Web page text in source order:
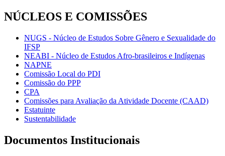
NÚCLEOS E COMISSÕES
NUGS - Núcleo de Estudos Sobre Gênero e Sexualidade do
IFSP
NEABI - Núcleo de Estudos Afro-brasileiros e Indígenas
NAPNE
Comissão Local do PDI
Comissão do PPP
CPA
Comissões para Avaliação da Atividade Docente (CAAD)
Estatuinte
Sustentabilidade
Documentos Institucionais